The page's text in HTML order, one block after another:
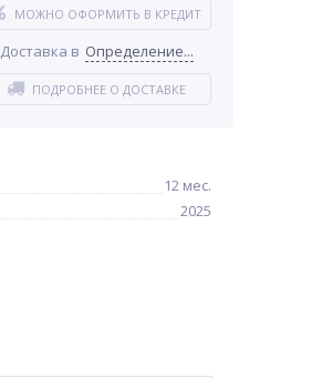
МОЖНО ОФОРМИТЬ В КРЕДИТ
Доставка в Определение...
ПОДРОБНЕЕ О ДОСТАВКЕ
12 мес.
2025